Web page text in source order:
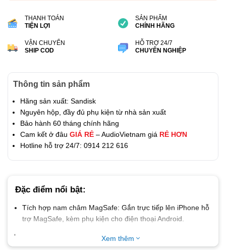
THANH TOÁN
TIỆN LỢI
SẢN PHẨM
CHÍNH HÃNG
VẬN CHUYỂN
SHIP COD
HỖ TRỢ 24/7
CHUYÊN NGHIỆP
Thông tin sản phẩm
Hãng sản xuất: Sandisk
Nguyên hộp, đầy đủ phụ kiện từ nhà sản xuất
Bảo hành 60 tháng chính hãng
Cam kết ở đâu GIÁ RẺ – AudioVietnam giá RẺ HƠN
Hotline hỗ trợ 24/7: 0914 212 616
Đặc điểm nổi bật:
Tích hợp nam châm MagSafe: Gắn trực tiếp lên iPhone hỗ
trợ MagSafe, kèm phụ kiện cho điện thoại Android.
Ghi video Apple ProRes 4K/60fps trực tiếp
chất lượng cao mà không cần dùng bộ nhớ trong của điện
Xem thêm